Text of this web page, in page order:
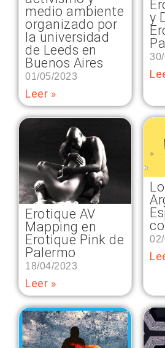
medio ambiente
organizado por
la universidad
de Leeds en
Buenos Aires
01/05/2023
Leer »
y
Erotique AV
Mapping en
Erotique Pink de
Palermo
18/04/2023
Leer »